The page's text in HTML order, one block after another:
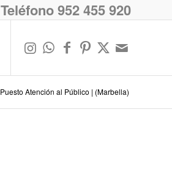
Teléfono 952 455 920
Puesto Atención al Público | (Marbella)